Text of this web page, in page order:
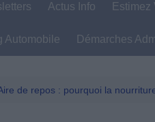
Actus Info Estimez
Automobile Démarches
Permis De
de repos : pourquoi la